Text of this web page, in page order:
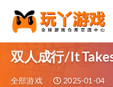
双人成行/It
全部游戏 2025-01-04